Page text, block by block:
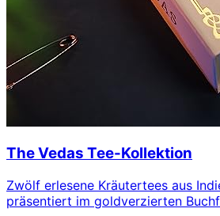
The Vedas Tee-Kollektion
Zwölf erlesene Kräutertees aus
präsentiert im goldverzierten